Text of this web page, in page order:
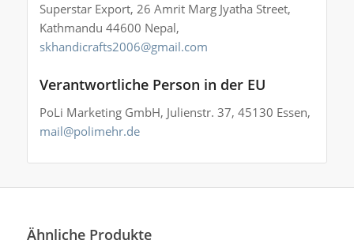
Superstar Export, 26 Amrit Marg Jyatha Street,
Kathmandu 44600 Nepal,
skhandicrafts2006@gmail.com
Verantwortliche Person in der EU
PoLi Marketing GmbH, Julienstr. 37, 45130 Essen,
mail@polimehr.de
Ähnliche Produkte